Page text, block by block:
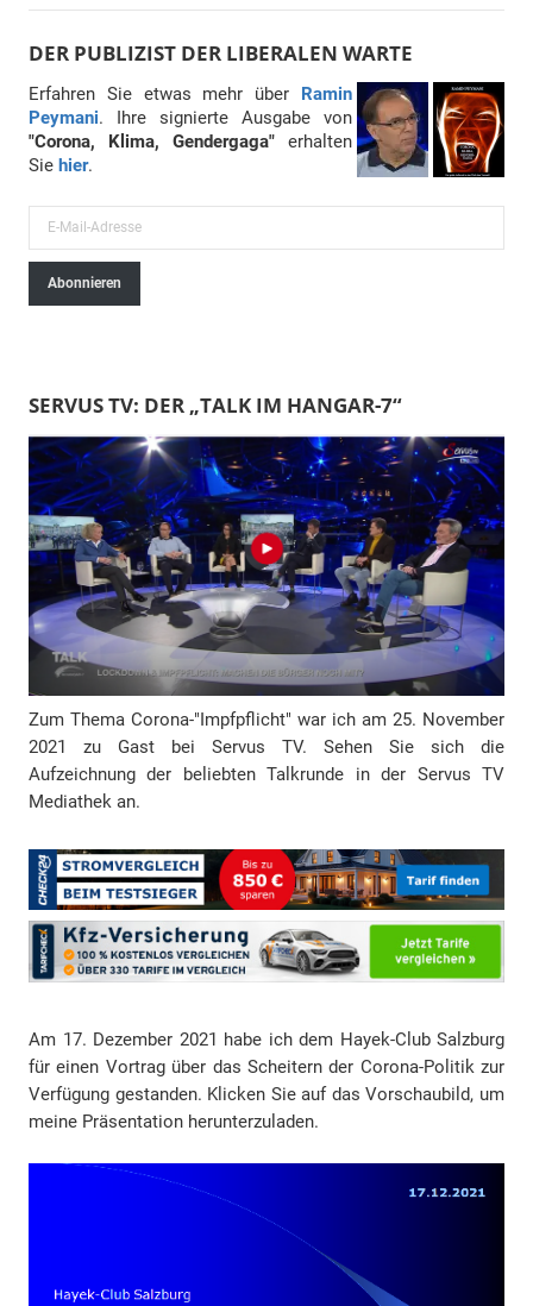
DER PUBLIZIST DER LIBERALEN WARTE
Erfahren Sie etwas mehr über Ramin
Peymani. Ihre signierte Ausgabe von
"Corona, Klima, Gendergaga" erhalten
Sie hier.
-
-
A
d
r
e
s
s
Abonnieren
SERVUS TV: DER „TALK IM HANGAR-7“
Zum Thema Corona-"Impfpflicht" war ich am 25. November
2021 zu Gast bei Servus TV. Sehen Sie sich die
Aufzeichnung der beliebten Talkrunde in der Servus TV
Mediathek an.
Am 17. Dezember 2021 habe ich dem Hayek-Club Salzburg
für einen Vortrag über das Scheitern der Corona-Politik zur
Verfügung gestanden. Klicken Sie auf das Vorschaubild, um
meine Präsentation herunterzuladen.